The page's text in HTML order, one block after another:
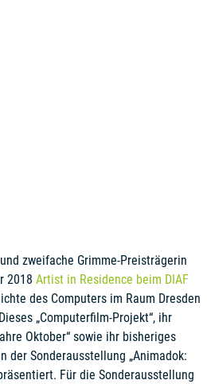
zweifache Grimme-Preisträgerin
2018 Artist in Residence beim DIAF
des Computers im Raum Dresden
„Computerfilm-Projekt“, ihr
Oktober“ sowie ihr bisheriges
der Sonderausstellung „Animadok:
Für die Sonderausstellung